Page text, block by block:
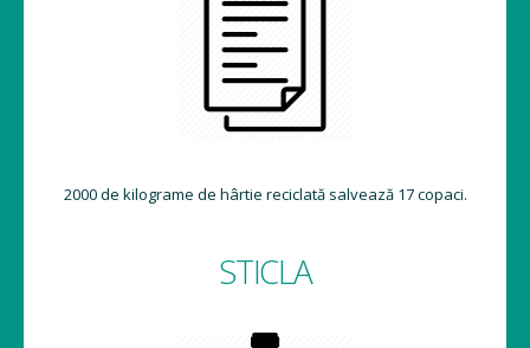
2000 de kilograme de hârtie reciclată salvează 17 copaci.
STICLA